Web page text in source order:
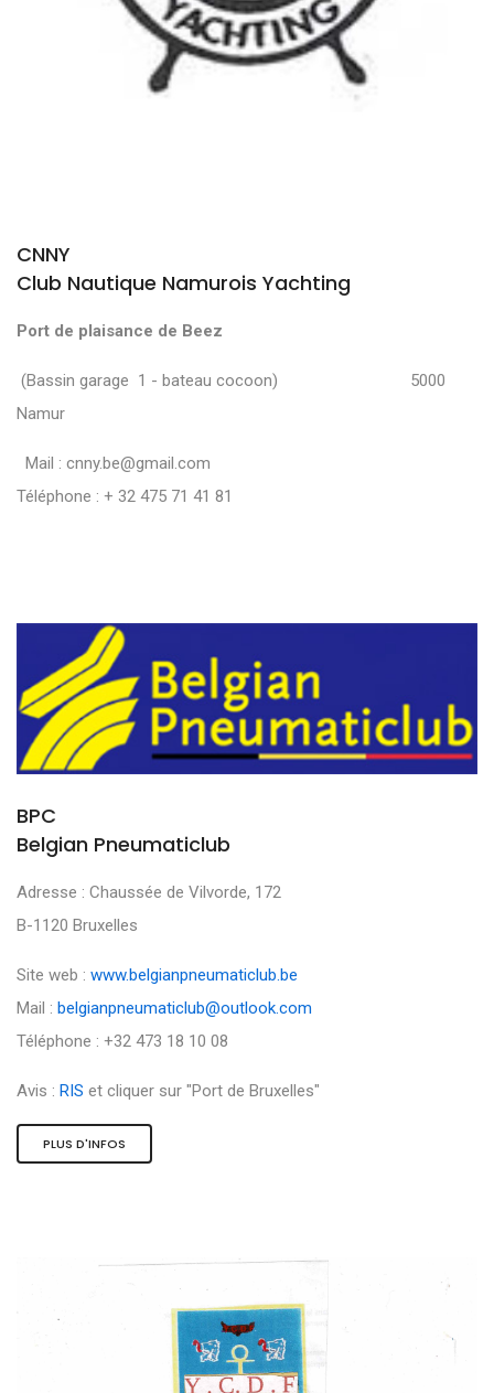
CNNY
Club Nautique Namurois Yachting
Port de plaisance de Beez
(Bassin garage 1 - bateau cocoon) 5000
Namur
Mail : cnny.be@gmail.com
Téléphone : + 32 475 71 41 81
BPC
Belgian Pneumaticlub
Adresse : Chaussée de Vilvorde, 172
B-1120 Bruxelles
Site web : www.belgianpneumaticlub.be
Mail : belgianpneumaticlub@outlook.com
Téléphone : +32 473 18 10 08
Avis : RIS et cliquer sur "Port de Bruxelles"
PLUS D'INFOS